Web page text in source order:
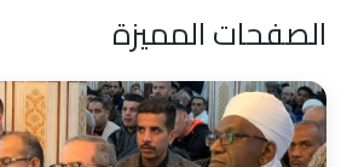
الصفحات المميزة